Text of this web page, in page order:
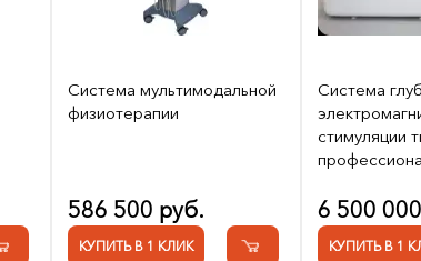
Система мультимодальной
физиотерапии
586 500 руб.
КУПИТЬ В 1 КЛИК
Система
стимуляции
6 500
КУПИТЬ В 1